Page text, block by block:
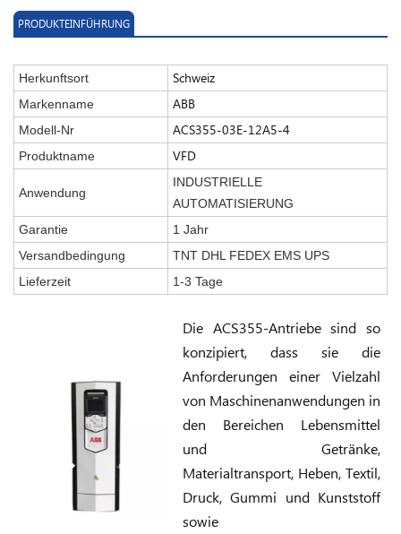
PRODUKTEINFÜHRUNG
Herkunftsort Schweiz
Markenname ABB
Modell-Nr ACS355-03E-12A5-4
Produktname VFD
Anwendung
INDUSTRIELLE
AUTOMATISIERUNG
Garantie
1 Jahr
Versandbedingung
TNT DHL FEDEX EMS UPS
Lieferzeit
1-3 Tage
Die ACS355-Antriebe sind so
konzipiert, dass sie die
Anforderungen einer Vielzahl
von Maschinenanwendungen in
den Bereichen Lebensmittel
und Getränke,
Materialtransport, Heben, Textil,
Druck, Gummi und Kunststoff
sowie